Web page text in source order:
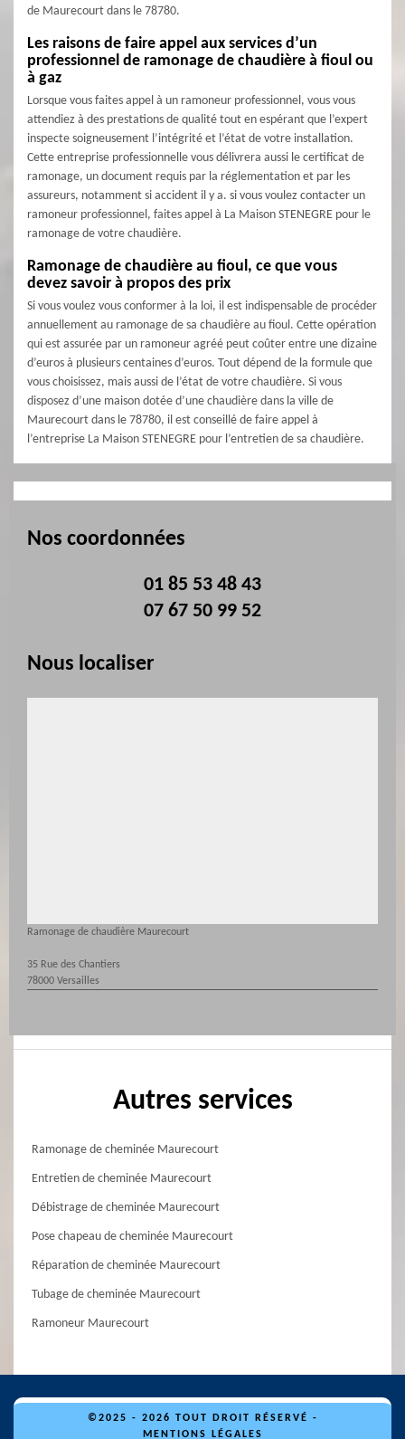
de Maurecourt dans le 78780.
Les raisons de faire appel aux services d’un
professionnel de ramonage de chaudière à fioul ou
à gaz
Lorsque vous faites appel à un ramoneur professionnel, vous vous
attendiez à des prestations de qualité tout en espérant que l’expert
inspecte soigneusement l’intégrité et l’état de votre installation.
Cette entreprise professionnelle vous délivrera aussi le certificat de
ramonage, un document requis par la réglementation et par les
assureurs, notamment si accident il y a. si vous voulez contacter un
ramoneur professionnel, faites appel à La Maison STENEGRE pour le
ramonage de votre chaudière.
Ramonage de chaudière au fioul, ce que vous
devez savoir à propos des prix
Si vous voulez vous conformer à la loi, il est indispensable de procéder
annuellement au ramonage de sa chaudière au fioul. Cette opération
qui est assurée par un ramoneur agréé peut coûter entre une dizaine
d’euros à plusieurs centaines d’euros. Tout dépend de la formule que
vous choisissez, mais aussi de l’état de votre chaudière. Si vous
disposez d’une maison dotée d’une chaudière dans la ville de
Maurecourt dans le 78780, il est conseillé de faire appel à
l’entreprise La Maison STENEGRE pour l’entretien de sa chaudière.
Nos coordonnées
01 85 53 48 43
07 67 50 99 52
Nous localiser
Ramonage de chaudière Maurecourt
35 Rue des Chantiers
78000 Versailles
Autres services
Ramonage de cheminée Maurecourt
Entretien de cheminée Maurecourt
Débistrage de cheminée Maurecourt
Pose chapeau de cheminée Maurecourt
Réparation de cheminée Maurecourt
Tubage de cheminée Maurecourt
Ramoneur Maurecourt
©2025 - 2026 TOUT DROIT RÉSERVÉ -
MENTIONS LÉGALES